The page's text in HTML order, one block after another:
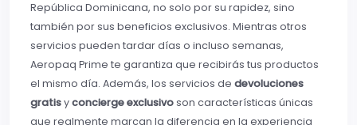
República Dominicana, no solo por su rapidez, sino
también por sus beneficios exclusivos. Mientras otros
servicios pueden tardar días o incluso semanas,
Aeropaq Prime te garantiza que recibirás tus productos
el mismo día. Además, los servicios de devoluciones
gratisyconcierge exclusivoson características únicas
que realmente marcan la diferencia en la experiencia